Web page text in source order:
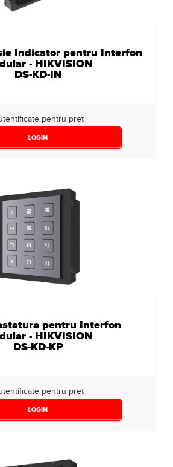
Indicator pentru Interfon
- HIKVISION
DS-KD-IN
pentru pret
LOGIN
pentru Interfon
- HIKVISION
DS-KD-KP
pentru pret
LOGIN